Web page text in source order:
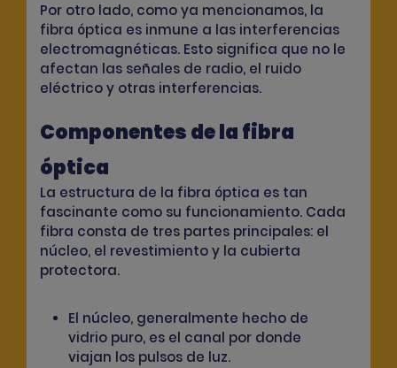
Por otro lado, como ya mencionamos, la
fibra óptica es inmune a las interferencias
electromagnéticas. Esto significa que no le
afectan las señales de radio, el ruido
eléctrico y otras interferencias.
Componentes de la fibra
óptica
La estructura de la fibra óptica es tan
fascinante como su funcionamiento. Cada
fibra consta de tres partes principales: el
núcleo, el revestimiento y la cubierta
protectora.
El núcleo, generalmente hecho de
vidrio puro, es el canal por donde
viajan los pulsos de luz.